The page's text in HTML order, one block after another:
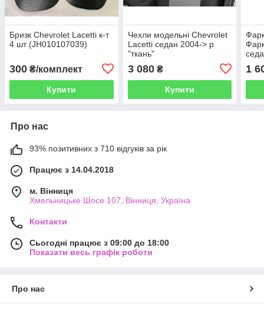
Бризк Chevrolet Lacetti к-т
4 шт (JH010107039)
300 ₴/комплект
Купити
Чехли модельні Chevrolet
Lacetti седан 2004-> р
"ткань"
3 080₴
Купити
1
Про нас
93% позитивних з 710 відгуків за рік
Працює з 14.04.2018
м. Вінниця
Хмельницьке Шосе 107, Вінниця, Україна
Контакти
Сьогодні працює з 09:00 до 18:00
Показати весь графік роботи
Про нас